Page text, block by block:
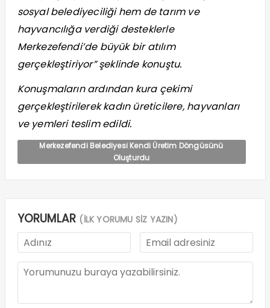
sosyal belediyeciliği hem de tarım ve
hayvancılığa verdiği desteklerle
Merkezefendi’de büyük bir atılım
gerçekleştiriyor” şeklinde konuştu.
Konuşmaların ardından kura çekimi
gerçekleştirilerek kadın üreticilere, hayvanları
ve yemleri teslim edildi.
Merkezefendi Belediyesi Kendi Üretim Döngüsünü
Oluşturdu
YORUMLAR (İLK YORUMU SİZ YAZIN)